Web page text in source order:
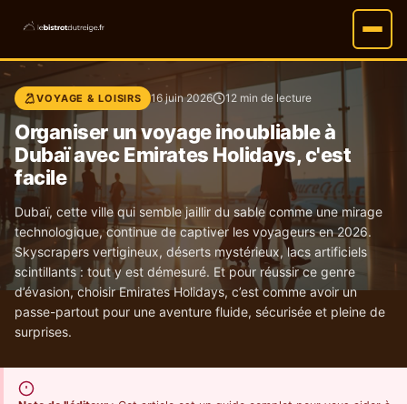
VOYAGE & LOISIRS 16 juin 2026 12 min de lecture
Organiser un voyage inoubliable à
Dubaï avec Emirates Holidays, c'est
facile
Dubaï, cette ville qui semble jaillir du sable comme une mirage
technologique, continue de captiver les voyageurs en 2026.
Skyscrapers vertigineux, déserts mystérieux, lacs artificiels
scintillants : tout y est démesuré. Et pour réussir ce genre
d’évasion, choisir Emirates Holidays, c’est comme avoir un
passe-partout pour une aventure fluide, sécurisée et pleine de
surprises.